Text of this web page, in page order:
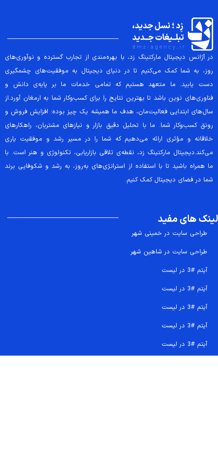
در آژانس دیجیتال مارکتینگ زد، با بهره‌مندی از تجارب گسترده و نوآوری‌های
روز، به شما کمک می‌کنیم تا در دنیای دیجیتال به موفقیت‌های چشمگیری
دست یابید. ما متعهد هستیم که تمامی خدمات ما بر پایه‌ی دانش و
فناوری‌های نوین باشد تا بهترین نتایج را برای کسب‌وکار شما به ارمغان آورد.از
سال‌های ابتدایی فعالیت‌مان، هدف ما همیشه یک چیز بوده: افزایش فروش و
رونق کسب‌وکار شما. ما با تحلیل دقیق بازار و نیازهای مشتریان، راهکارهای
خلاقانه و مؤثری ارائه می‌دهیم که شما را در مسیر رشد و موفقیت یاری
می‌کند.دیجیتال مارکتینگ زد، نقطه‌ی تلاقی بازاریابی، تکنولوژی و هنر است. با
ما همراه باشید تا با استفاده از استراتژی‌های به‌روز، به رشد و شکوفایی برند
شما در فضای دیجیتال کمک کنیم.
لینک های مفید
طراحی سایت در خمینی شهر
طراحی سایت در شاهین شهر
آیتم #3 در لیست
آیتم #3 در لیست
آیتم #3 در لیست
آیتم #3 در لیست
آیتم #3 در لیست